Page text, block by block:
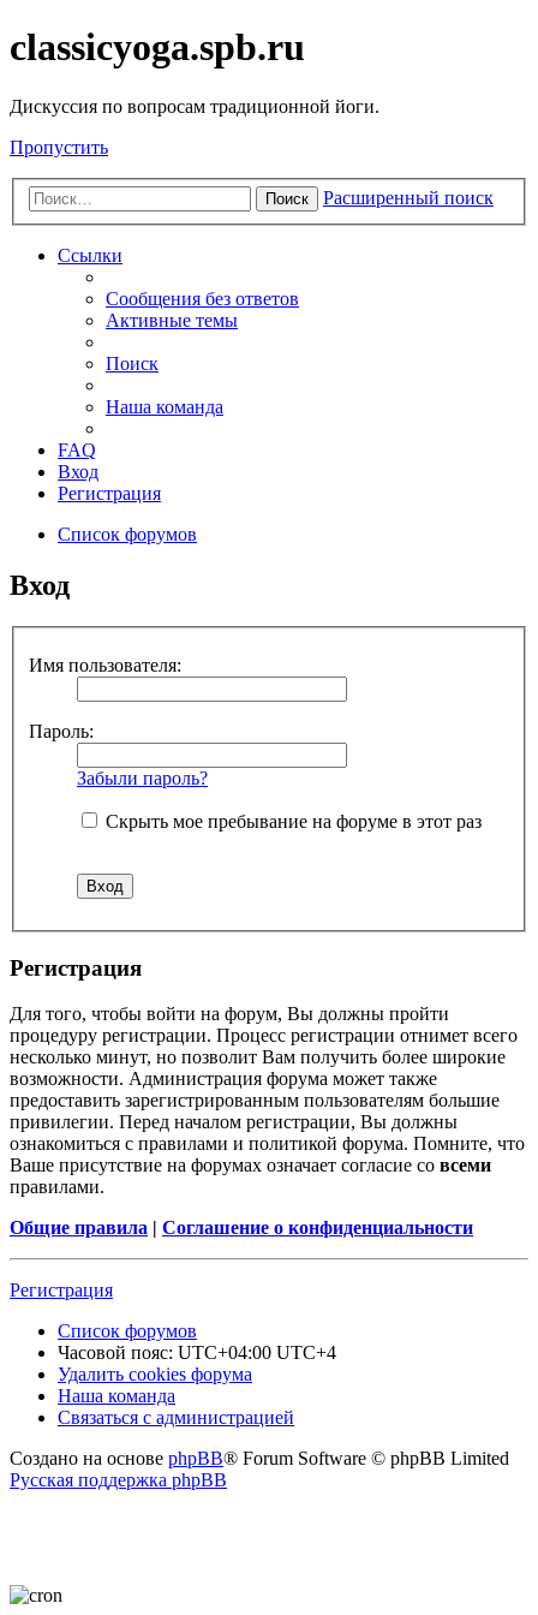
classicyoga.spb.ru
Дискуссия по вопросам традиционной йоги.
Пропустить
Поиск Расширенный поиск
Ссылки
Сообщения без ответов
Активные темы
Поиск
Наша команда
FAQ
Вход
Регистрация
Список форумов
Вход
Имя пользователя:
Пароль:
Забыли пароль?
Скрыть мое пребывание на форуме в этот раз
Регистрация
Для того, чтобы войти на форум, Вы должны пройти
процедуру регистрации. Процесс регистрации отнимет всего
несколько минут, но позволит Вам получить более широкие
возможности. Администрация форума может также
предоставить зарегистрированным пользователям большие
привилегии. Перед началом регистрации, Вы должны
ознакомиться с правилами и политикой форума. Помните, что
Ваше присутствие на форумах означает согласие со всеми
правилами.
Общие правила | Соглашение о конфиденциальности
Регистрация
Список форумов
Часовой пояс: UTC+04:00 UTC+4
Удалить cookies форума
Наша команда
Связаться с администрацией
Создано на основе phpBB® Forum Software © phpBB Limited
Русская поддержка phpBB